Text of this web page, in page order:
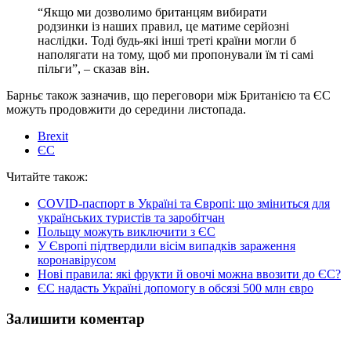
“Якщо ми дозволимо британцям вибирати
родзинки із наших правил, це матиме серйозні
наслідки. Тоді будь-які інші треті країни могли б
наполягати на тому, щоб ми пропонували їм ті самі
пільги”, – сказав він.
Барньє також зазначив, що переговори між Британією та ЄС
можуть продовжити до середини листопада.
Brexit
ЄС
Читайте також:
COVID-паспорт в Україні та Європі: що зміниться для
українських туристів та заробітчан
Польщу можуть виключити з ЄС
У Європі підтвердили вісім випадків зараження
коронавірусом
Нові правила: які фрукти й овочі можна ввозити до ЄС?
ЄС надасть Україні допомогу в обсязі 500 млн євро
Залишити коментар